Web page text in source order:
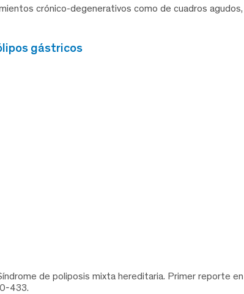
crónico-degenerativos como de cuadros agudos,
gástricos
de poliposis mixta hereditaria. Primer reporte en
433.